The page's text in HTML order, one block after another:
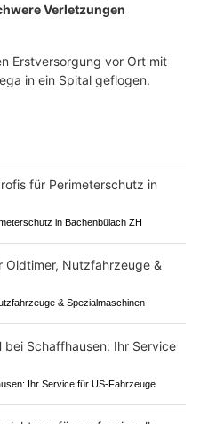
Verletzungen
Erstversorgung vor Ort mit
in ein Spital geflogen.
in Bachenbülach ZH
& Spezialmaschinen
Ihr Service für US-Fahrzeuge